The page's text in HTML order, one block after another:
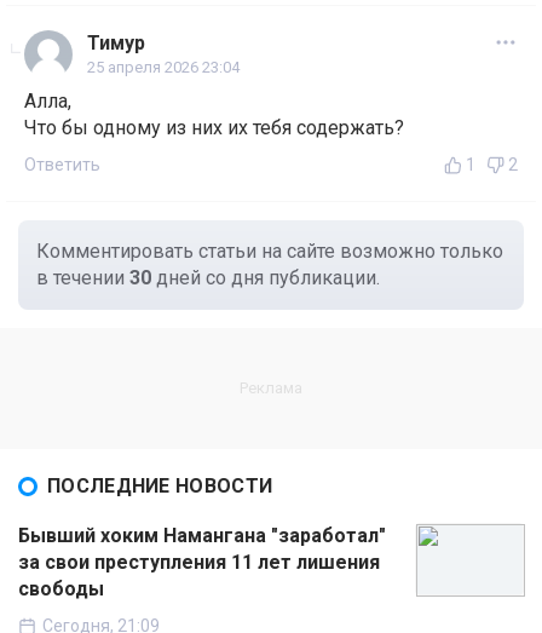
Тимур
25 апреля 2026 23:04
Алла,
Что бы одному из них их тебя содержать?
Ответить 1 2
Комментировать статьи на сайте возможно только
в течении 30 дней со дня публикации.
ПОСЛЕДНИЕ НОВОСТИ
Бывший хоким Намангана "заработал"
за свои преступления 11 лет лишения
свободы
Сегодня, 21:09